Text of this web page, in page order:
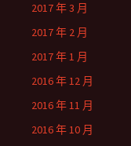
2017 年 3 月
2017 年 2 月
2017 年 1 月
2016 年 12 月
2016 年 11 月
2016 年 10 月